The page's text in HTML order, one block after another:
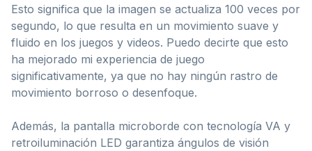
Esto significa que la imagen se actualiza 100 veces por
segundo, lo que resulta en un movimiento suave y
fluido en los juegos y videos. Puedo decirte que esto
ha mejorado mi experiencia de juego
significativamente, ya que no hay ningún rastro de
movimiento borroso o desenfoque.
Además, la pantalla microborde con tecnología VA y
retroiluminación LED garantiza ángulos de visión